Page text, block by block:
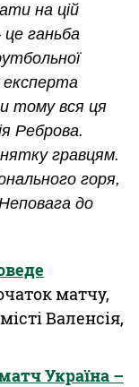
на цій
це ганьба
експерта
тому вся ця
Реброва.
гравцям.
горя,
до
матчу,
Валенсія,
Україна –